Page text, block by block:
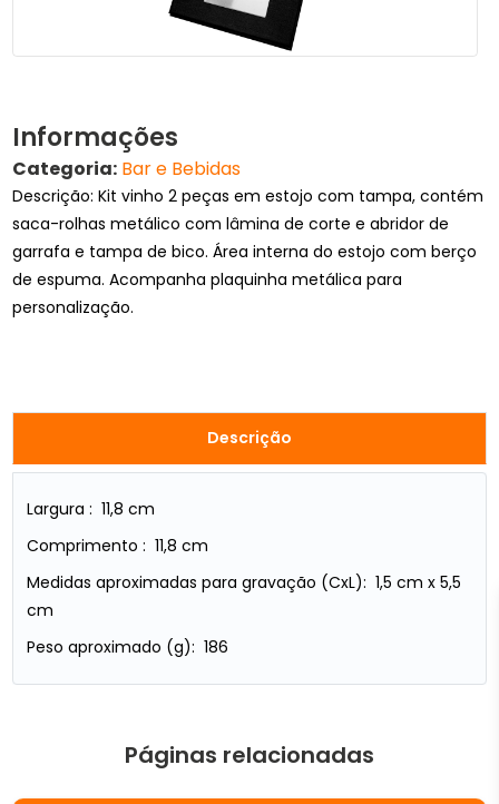
Informações
Categoria: Bar e Bebidas
Descrição: Kit vinho 2 peças em estojo com tampa, contém
saca-rolhas metálico com lâmina de corte e abridor de
garrafa e tampa de bico. Área interna do estojo com berço
de espuma. Acompanha plaquinha metálica para
personalização.
Descrição
Largura : 11,8 cm
Comprimento : 11,8 cm
Medidas aproximadas para gravação (CxL): 1,5 cm x 5,5
cm
Peso aproximado (g): 186
Páginas relacionadas